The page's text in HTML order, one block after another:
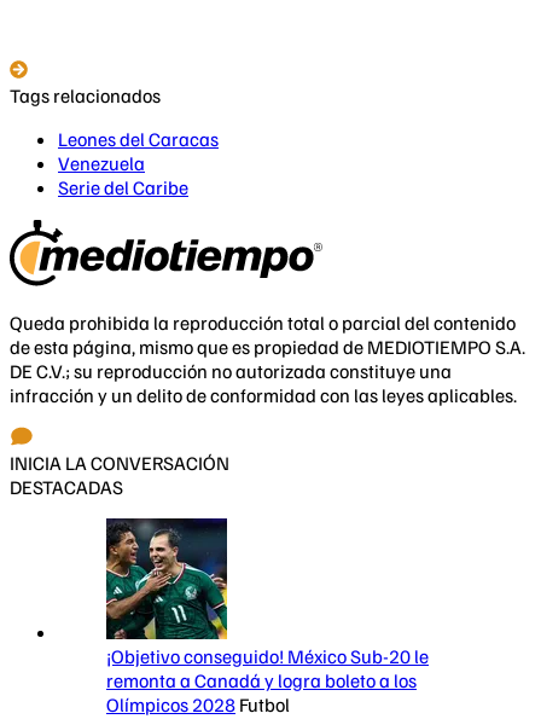
Tags relacionados
Leones del Caracas
Venezuela
Serie del Caribe
Queda prohibida la reproducción total o parcial del contenido
de esta página, mismo que es propiedad de MEDIOTIEMPO S.A.
DE C.V.; su reproducción no autorizada constituye una
infracción y un delito de conformidad con las leyes aplicables.
INICIA LA CONVERSACIÓN
DESTACADAS
¡Objetivo conseguido! México Sub-20 le
remonta a Canadá y logra boleto a los
Olímpicos 2028 Futbol